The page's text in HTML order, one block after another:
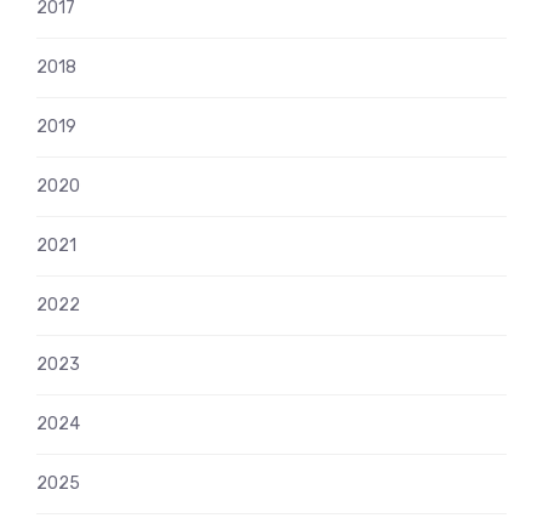
2017
2018
2019
2020
2021
2022
2023
2024
2025